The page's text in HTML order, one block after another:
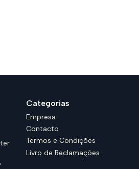
Categorias
Empresa
Contacto
Termos e Condições
Livro de Reclamações